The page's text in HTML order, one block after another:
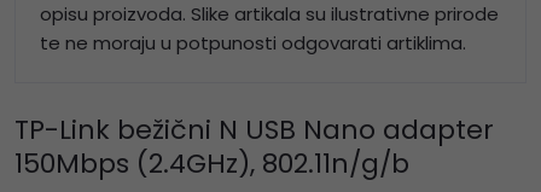
opisu proizvoda. Slike artikala su ilustrativne prirode
te ne moraju u potpunosti odgovarati artiklima.
TP-Link bežični N USB Nano adapter
150Mbps (2.4GHz), 802.11n/g/b